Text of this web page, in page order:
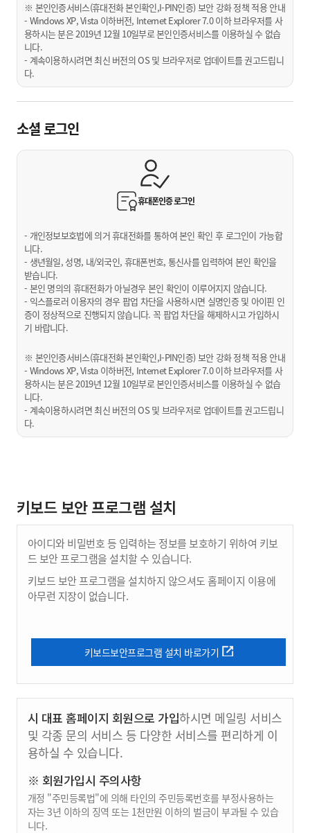
※ 본인인증서비스(휴대전화 본인확인,I-PIN인증) 보안 강화 정책 적용 안내
- Windows XP, Vista 이하버전, Internet Explorer 7.0 이하 브라우저를 사
용하시는 분은 2019년 12월 10일부로 본인인증서비스를 이용하실 수 없습
니다.
- 계속이용하시려면 최신 버전의 OS 및 브라우저로 업데이트를 권고드립니
다.
소셜 로그인
휴대폰인증로그인
- 개인정보보호법에 의거 휴대전화를 통하여 본인 확인 후 로그인이 가능합
니다.
- 생년월일, 성명, 내/외국인, 휴대폰번호, 통신사를 입력하여 본인 확인을
받습니다.
- 본인 명의의 휴대전화가 아닐경우 본인 확인이 이루어지지 않습니다.
- 익스플로러 이용자의 경우 팝업 차단을 사용하시면 실명인증 및 아이핀 인
증이 정상적으로 진행되지 않습니다. 꼭 팝업 차단을 해제하시고 가입하시
기 바랍니다.
※ 본인인증서비스(휴대전화 본인확인,I-PIN인증) 보안 강화 정책 적용 안내
- Windows XP, Vista 이하버전, Internet Explorer 7.0 이하 브라우저를 사
용하시는 분은 2019년 12월 10일부로 본인인증서비스를 이용하실 수 없습
니다.
- 계속이용하시려면 최신 버전의 OS 및 브라우저로 업데이트를 권고드립니
다.
키보드 보안 프로그램 설치
아이디와 비밀번호 등 입력하는 정보를 보호하기 위하여 키보
드 보안 프로그램을 설치할 수 있습니다.
키보드 보안 프로그램을 설치하지 않으셔도 홈페이지 이용에
아무런 지장이 없습니다.
키보드보안프로그램 설치 바로가기
시 대표 홈페이지 회원으로 가입하시면 메일링 서비스
및 각종 문의 서비스 등 다양한 서비스를 편리하게 이
용하실 수 있습니다.
※ 회원가입시 주의사항
개정 "주민등록법"에 의해 타인의 주민등록번호를 부정사용하는
자는 3년 이하의 징역 또는 1천만원 이하의 벌금이 부과될 수 있습
니다.